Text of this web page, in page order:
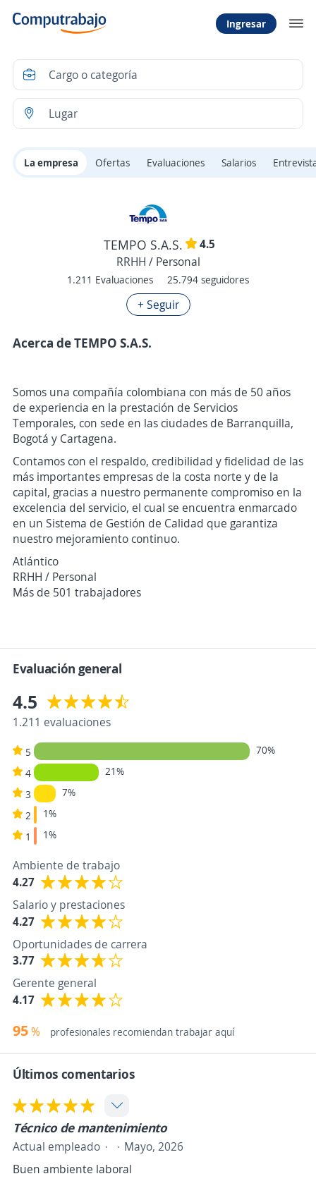
Ingresar
La empresa Ofertas Evaluaciones Salarios
TEMPO S.A.S.
4.5
RRHH / Personal
1.211 Evaluaciones 25.794 seguidores
+ Seguir
Acerca de TEMPO S.A.S.
Somos una compañía colombiana con más de 50 años
de experiencia en la prestación de Servicios
Temporales, con sede en las ciudades de Barranquilla,
Bogotá y Cartagena.
Contamos con el respaldo, credibilidad y fidelidad de las
más importantes empresas de la costa norte y de la
capital, gracias a nuestro permanente compromiso en la
excelencia del servicio, el cual se encuentra enmarcado
en un Sistema de Gestión de Calidad que garantiza
nuestro mejoramiento continuo.
Atlántico
RRHH / Personal
Más de 501 trabajadores
Evaluación general
4.5
1.211 evaluaciones
5
70%
4
21%
3
7%
2
1%
1
1%
Ambiente de trabajo
4.27
Salario y prestaciones
4.27
Oportunidades de carrera
3.77
Gerente general
4.17
95% profesionales recomiendan trabajar aquí
Últimos comentarios
Técnico de mantenimiento
Actual empleado
Mayo, 2026
Buen ambiente laboral